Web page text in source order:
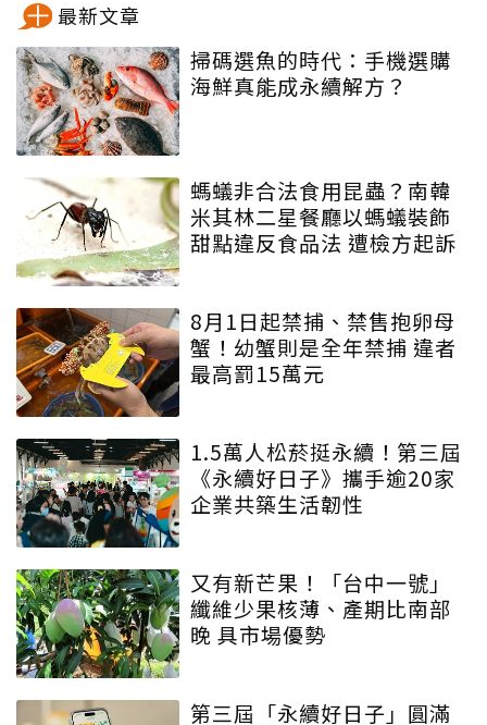
最新文章
掃碼選魚的時代：手機選購
海鮮真能成永續解方？
螞蟻非合法食用昆蟲？南韓
米其林二星餐廳以螞蟻裝飾
甜點違反食品法 遭檢方起訴
8月1日起禁捕、禁售抱卵母
蟹！幼蟹則是全年禁捕 違者
最高罰15萬元
1.5萬人松菸挺永續！第三屆
《永續好日子》攜手逾20家
企業共築生活韌性
又有新芒果！「台中一號」
纖維少果核薄、產期比南部
晚 具市場優勢
第三屆「永續好日子」圓滿